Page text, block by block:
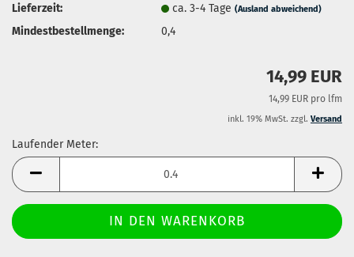
Lieferzeit:
ca. 3-4 Tage(Ausland abweichend)
Mindestbestellmenge: 0,4
14,99 EUR
14,99 EUR pro lfm
inkl. 19% MwSt. zzgl. Versand
Laufender Meter:
Laufender
Meter